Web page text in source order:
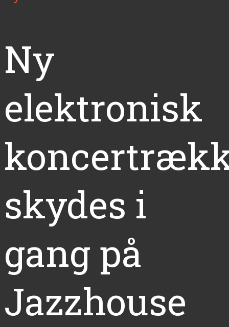
Ny
elektronisk
skydes i
gang på
Jazzhouse